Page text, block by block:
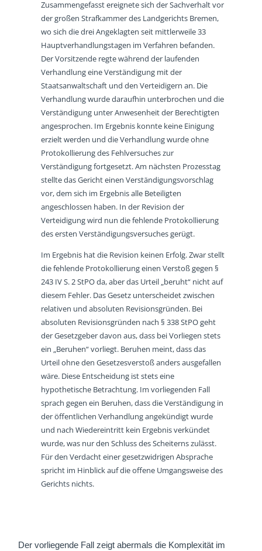
Zusammengefasst ereignete sich der Sachverhalt vor
der großen Strafkammer des Landgerichts Bremen,
wo sich die drei Angeklagten seit mittlerweile 33
Hauptverhandlungstagen im Verfahren befanden.
Der Vorsitzende regte während der laufenden
Verhandlung eine Verständigung mit der
Staatsanwaltschaft und den Verteidigern an. Die
Verhandlung wurde daraufhin unterbrochen und die
Verständigung unter Anwesenheit der Berechtigten
angesprochen. Im Ergebnis konnte keine Einigung
erzielt werden und die Verhandlung wurde ohne
Protokollierung des Fehlversuches zur
Verständigung fortgesetzt. Am nächsten Prozesstag
stellte das Gericht einen Verständigungsvorschlag
vor, dem sich im Ergebnis alle Beteiligten
angeschlossen haben. In der Revision der
Verteidigung wird nun die fehlende Protokollierung
des ersten Verständigungsversuches gerügt.
Im Ergebnis hat die Revision keinen Erfolg. Zwar stellt
die fehlende Protokollierung einen Verstoß gegen §
243 IV S. 2 StPO da, aber das Urteil „beruht“ nicht auf
diesem Fehler. Das Gesetz unterscheidet zwischen
relativen und absoluten Revisionsgründen. Bei
absoluten Revisionsgründen nach § 338 StPO geht
der Gesetzgeber davon aus, dass bei Vorliegen stets
ein „Beruhen“ vorliegt. Beruhen meint, dass das
Urteil ohne den Gesetzesverstoß anders ausgefallen
wäre. Diese Entscheidung ist stets eine
hypothetische Betrachtung. Im vorliegenden Fall
sprach gegen ein Beruhen, dass die Verständigung in
der öffentlichen Verhandlung angekündigt wurde
und nach Wiedereintritt kein Ergebnis verkündet
wurde, was nur den Schluss des Scheiterns zulässt.
Für den Verdacht einer gesetzwidrigen Absprache
spricht im Hinblick auf die offene Umgangsweise des
Gerichts nichts.
Der vorliegende Fall zeigt abermals die Komplexität im